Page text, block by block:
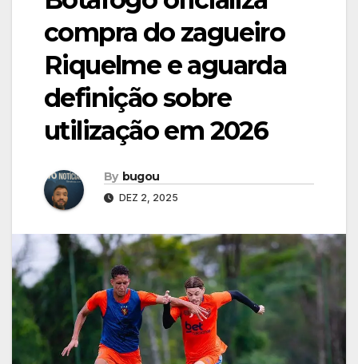
compra do zagueiro
Riquelme e aguarda
definição sobre
utilização em 2026
By bugou
DEZ 2, 2025